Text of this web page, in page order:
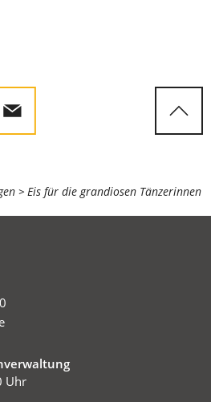
Eis für die grandiosen Tänzerinnen
Uhr